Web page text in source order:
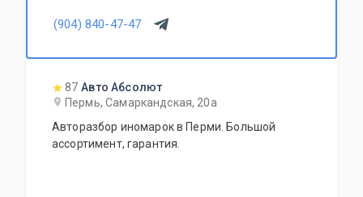
(904) 840-47-47
87 Авто Абсолют
Пермь, Самаркандская, 20а
Авторазбор иномарок в Перми. Большой
ассортимент, гарантия.